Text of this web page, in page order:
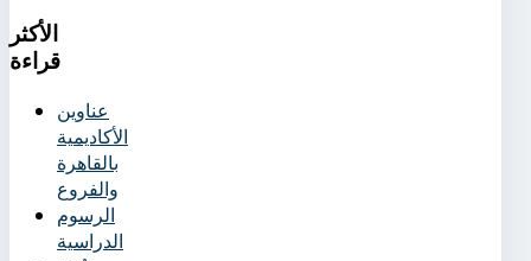
الأكثر
قراءة
عناوين
الأكاديمية
بالقاهرة
والفروع
الرسوم
الدراسية